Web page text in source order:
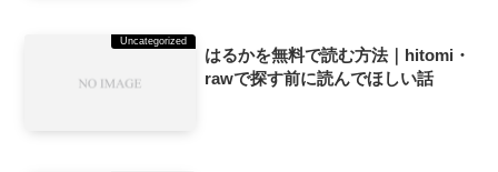
Uncategorized
はるかを無料で読む方法｜hitomi・
rawで探す前に読んでほしい話